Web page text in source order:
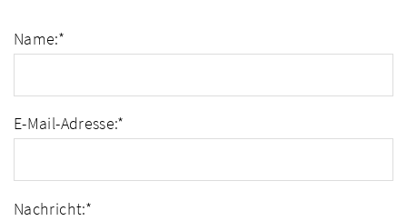
Name:*
E-Mail-Adresse:*
Nachricht:*